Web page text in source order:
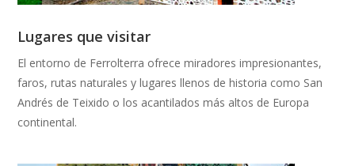
Lugares que visitar
El entorno de Ferrolterra ofrece miradores impresionantes,
faros, rutas naturales y lugares llenos de historia como San
Andrés de Teixido o los acantilados más altos de Europa
continental.